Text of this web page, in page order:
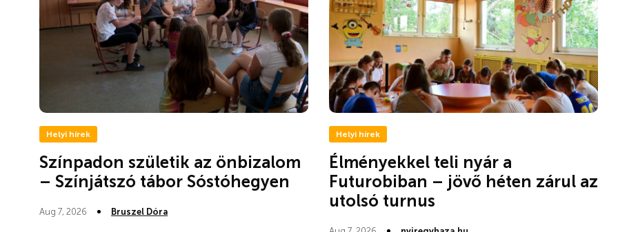
Helyi hírek
Színpadon születik az önbizalom
– Színjátszó tábor Sóstóhegyen
Aug 7, 2026 Bruszel Dóra
Helyi hírek
Élményekkel teli nyár a
Futurobiban – jövő héten zárul az
utolsó turnus